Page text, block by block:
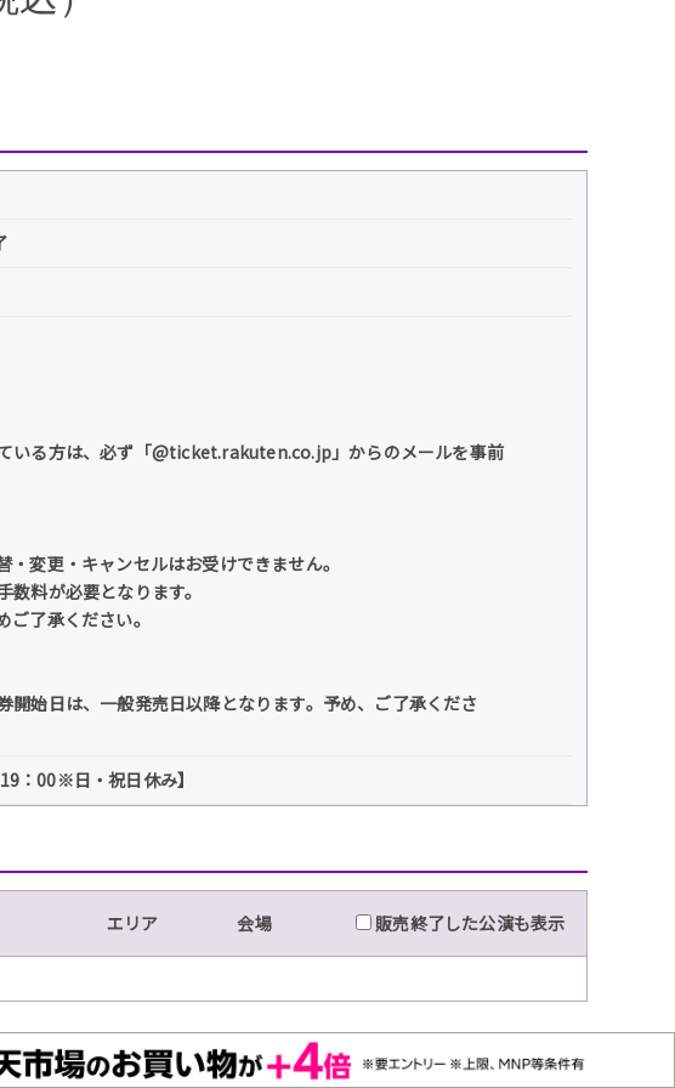
いる方は、必ず「@ticket.rakuten.co.jp」からのメールを事前
変更・キャンセルはお受けできません。
料が必要となります。
了承ください。
始日は、一般発売日以降となります。予め、ご了承くださ
00※日・祝日休み】
エリア 会場 販売終了した公演も表示